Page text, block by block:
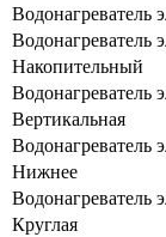
Водонагреватель
Водонагреватель
Накопительный
Водонагреватель
Вертикальная
Водонагреватель
Нижнее
Водонагреватель
Круглая